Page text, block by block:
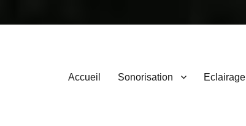
Primary
Accueil Sonorisation Eclairage